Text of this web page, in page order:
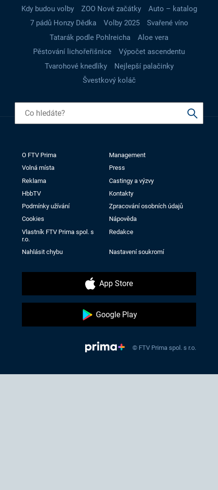
Kdy budou volby
ZOO Nové začátky
Auto – katalog
7 pádů Honzy Dědka
Volby 2025
Svařené víno
Tatarák podle Pohlreicha
Aloe vera
Pěstování lichořeřišnice
Výpočet ascendentu
Tvarohové knedlíky
Nejlepší palačinky
Švestkový koláč
O FTV Prima
Management
Volná místa
Press
Reklama
Castingy a výzvy
HbbTV
Kontakty
Podmínky užívání
Zpracování osobních údajů
Cookies
Nápověda
Vlastník FTV Prima spol. s
r.o.
Redakce
Nahlásit chybu Nastavení soukromí
App Store
Google Play
© FTV Prima spol. s r.o.